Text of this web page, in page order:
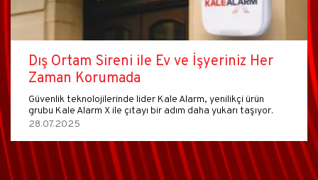
Dış Ortam Sireni ile Ev ve İşyeriniz Her
Zaman Korumada
Güvenlik teknolojilerinde lider Kale Alarm, yenilikçi ürün
grubu Kale Alarm X ile çıtayı bir adım daha yukarı taşıyor.
28.07.2025